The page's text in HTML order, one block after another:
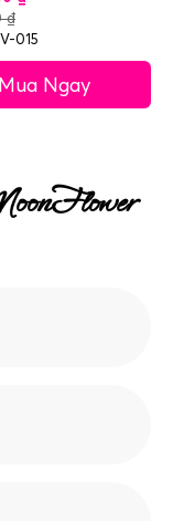
₫
015
Mua Ngay